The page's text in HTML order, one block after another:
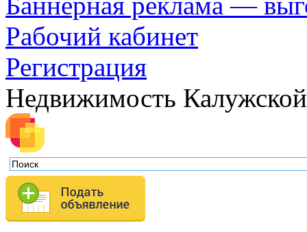
Рабочий кабинет
Регистрация
Недвижимость